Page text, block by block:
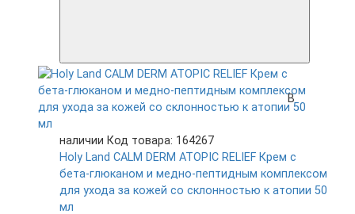
В
наличии Код товара: 164267
Holy Land CALM DERM ATOPIC RELIEF Крем с
бета-глюканом и медно-пептидным комплексом
для ухода за кожей со склонностью к атопии 50
мл